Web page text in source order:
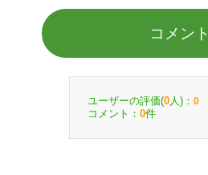
コメント
ユーザーの評価(0 人)： 0
コメント： 0件